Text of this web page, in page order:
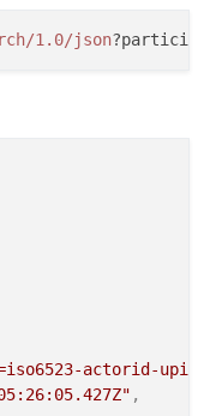
/1.0/json
actorid-
,